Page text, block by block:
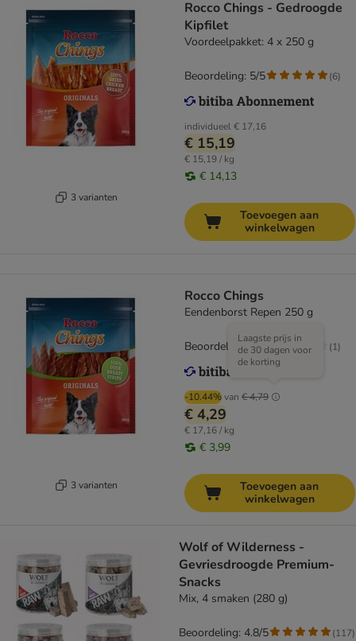
3 varianten
Rocco Chings - Gedroogde
Kipfilet
Voordeelpakket: 4 x 250 g
individueel€ 17,16
€ 15,19
€ 15,19 / kg
€ 14,13
Beoordeling: 5/5 (6)
Toevoegen aan
winkelwagen
3 varianten
Rocco Chings
Eendenborst Repen 250 g
-10.44%van € 4,79
Laagste prijs in
de 30 dagen voor
de korting
€ 4,29
€ 17,16 / kg
€ 3,99
Beoordeling: 3/5 (1)
Toevoegen aan
winkelwagen
Wolf of Wilderness -
Gevriesdroogde Premium-
Snacks
Mix, 4 smaken (280 g)
Beoordeling: 4.8/5 (117)